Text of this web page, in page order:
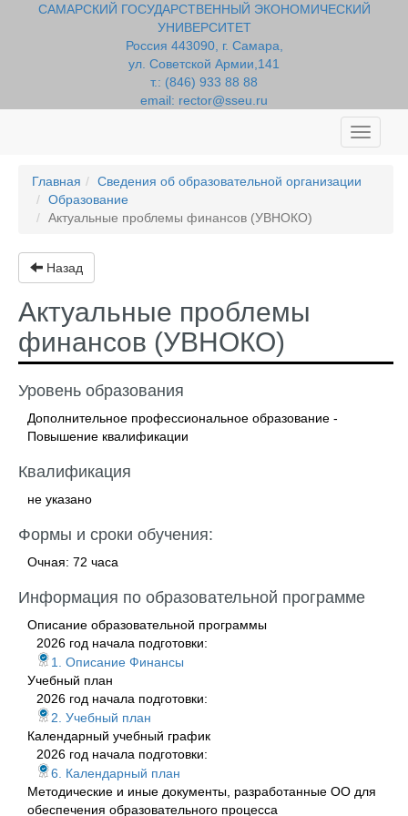
САМАРСКИЙ ГОСУДАРСТВЕННЫЙ ЭКОНОМИЧЕСКИЙ
УНИВЕРСИТЕТ
Россия 443090, г. Самара,
ул. Советской Армии,141
т.: (846) 933 88 88
email: rector@sseu.ru
Toggle
Главная
Сведения об образовательной организации
Образование
Актуальные проблемы финансов (УВНОКО)
Назад
Актуальные проблемы
финансов (УВНОКО)
Уровень образования
Дополнительное профессиональное образование -
Повышение квалификации
Квалификация
не указано
Формы и сроки обучения:
Очная: 72 часа
Информация по образовательной программе
Описание образовательной программы
2026 год начала подготовки:
1. Описание Финансы
Учебный план
2026 год начала подготовки:
2. Учебный план
Календарный учебный график
2026 год начала подготовки:
6. Календарный план
Методические и иные документы, разработанные ОО для
обеспечения образовательного процесса